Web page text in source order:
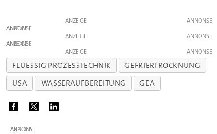
ANZEIGE
ANZEIGE
ANZEIGE
ANZEIGE
ANZEIGE
FLUESSIG PROZESSTECHNIK
GEFRIERTROCKNUNG
USA
WASSERAUFBEREITUNG GEA
ANZEIGE